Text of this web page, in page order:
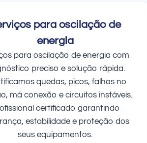
para oscilação de
energia
para oscilação de energia com
preciso e solução rápida.
quedas, picos, falhas no
má conexão e circuitos instáveis.
certificado garantindo
estabilidade e proteção dos
seus equipamentos.